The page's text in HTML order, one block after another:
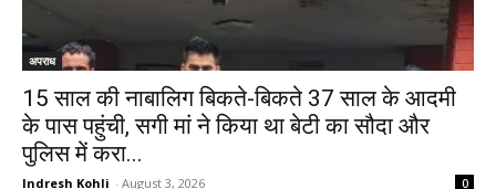
अपराध
15 साल की नाबालिग बिकते-बिकते 37 साल के आदमी
के पास पहुंची, सगी मां ने किया था बेटी का सौदा और
पुलिस में करा...
Indresh Kohli - August 3, 2026 0